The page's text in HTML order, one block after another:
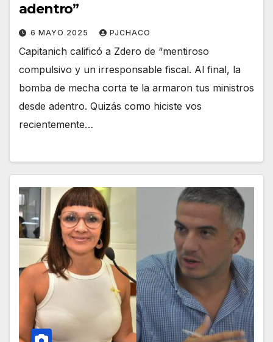
adentro”
6 MAYO 2025 PJCHACO
Capitanich calificó a Zdero de “mentiroso
compulsivo y un irresponsable fiscal. Al final, la
bomba de mecha corta te la armaron tus ministros
desde adentro. Quizás como hiciste vos
recientemente…